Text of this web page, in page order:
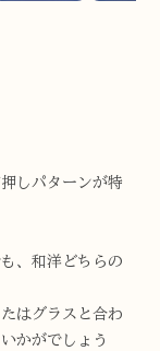
しパターンが特
、和洋どちらの
はグラスと合わ
かがでしょう